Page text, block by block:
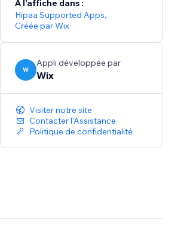
À l'affiche dans :
Hipaa Supported Apps,
Créée par Wix
W
Appli développée par
Wix
Visiter notre site
Contacter l'Assistance
Politique de confidentialité